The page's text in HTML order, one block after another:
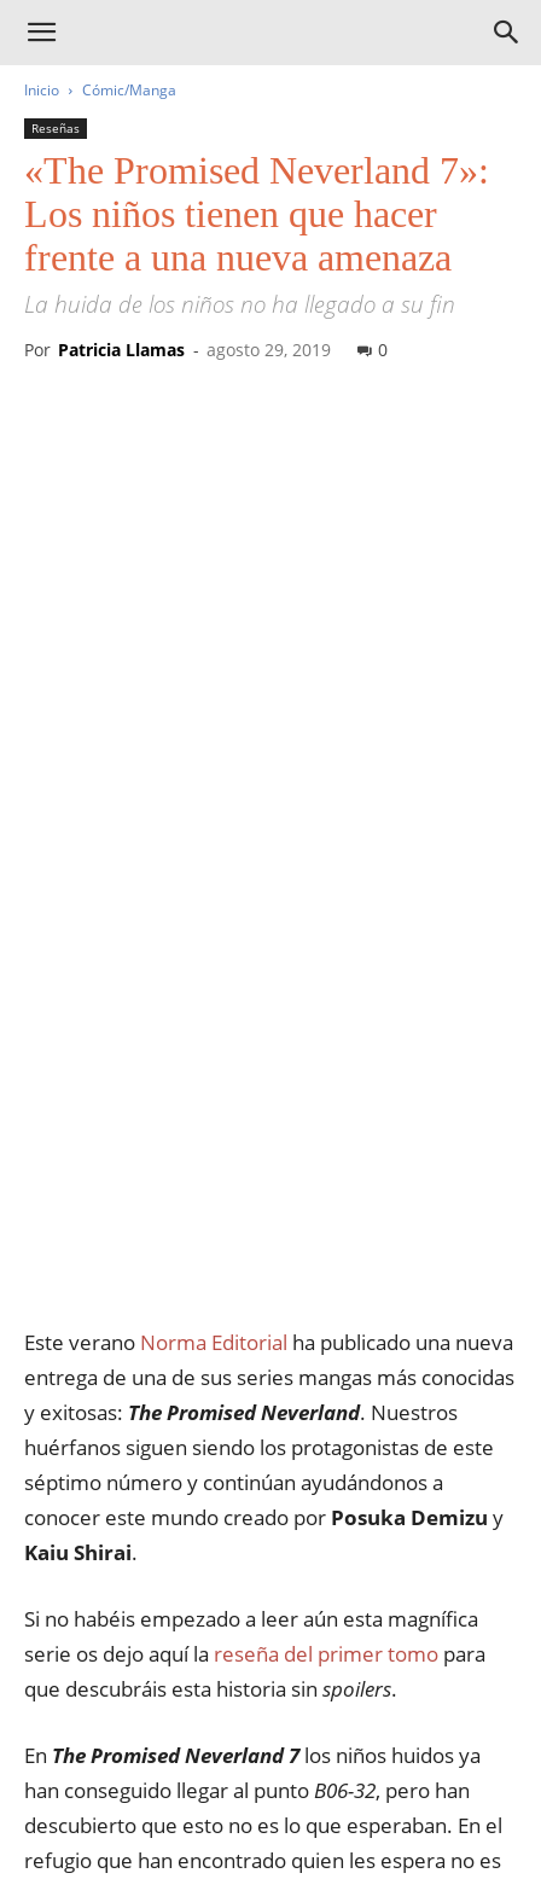
Inicio Cómic/Manga
Reseñas
«The Promised Neverland 7»:
Los niños tienen que hacer
frente a una nueva amenaza
La huida de los niños no ha llegado a su fin
Por Patricia Llamas - agosto 29, 2019 0
Este verano Norma Editorial ha publicado una nueva
entrega de una de sus series mangas más conocidas
y exitosas: The Promised Neverland. Nuestros
huérfanos siguen siendo los protagonistas de este
séptimo número y continúan ayudándonos a
conocer este mundo creado por Posuka Demizu y
Kaiu Shirai.
Si no habéis empezado a leer aún esta magnífica
serie os dejo aquí la reseña del primer tomo para
que descubráis esta historia sin spoilers.
En The Promised Neverland 7los niños huidos ya
han conseguido llegar al puntoB06-32, pero han
descubierto que esto no es lo que esperaban. En el
refugio que han encontrado quien les espera no es